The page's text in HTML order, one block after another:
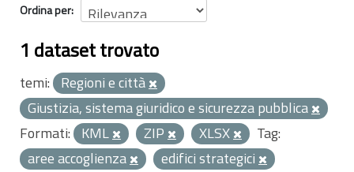
Ordina per
1 dataset trovato
temi: Regioni e città
Giustizia, sistema giuridico e sicurezza pubblica
Formati: KML ZIP XLSX
Tag:
aree accoglienza
edifici strategici